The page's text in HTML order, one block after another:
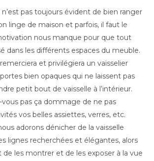
pas toujours évident de bien ranger
linge de maison et parfois, il faut le
nous manque pour que tout
dans les différents espaces du meuble.
et privilégiera un vaisselier
bien opaques qui ne laissent pas
petit bout de vaisselle à l’intérieur.
pas ça dommage de ne pas
vos belles assiettes, verres, etc.
adorons dénicher de la vaisselle
lignes recherchées et élégantes, alors
de les montrer et de les exposer à la vue